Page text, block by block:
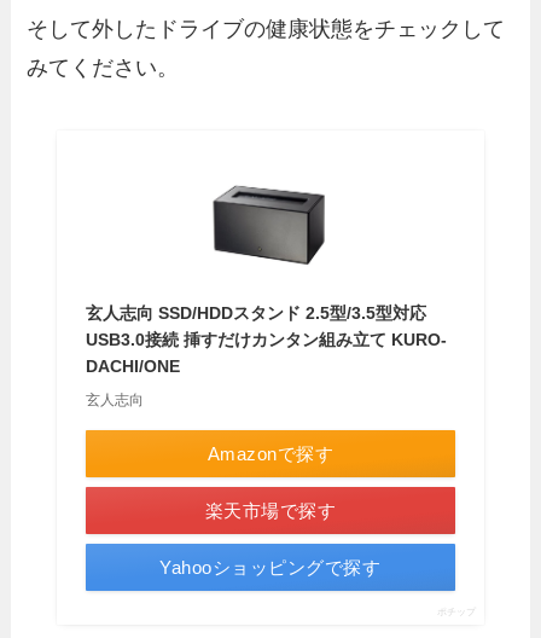
そして外したドライブの健康状態をチェックして
みてください。
玄人志向 SSD/HDDスタンド 2.5型/3.5型対応
USB3.0接続 挿すだけカンタン組み立て KURO-
DACHI/ONE
玄人志向
Amazonで探す
楽天市場で探す
Yahooショッピングで探す
ポチップ